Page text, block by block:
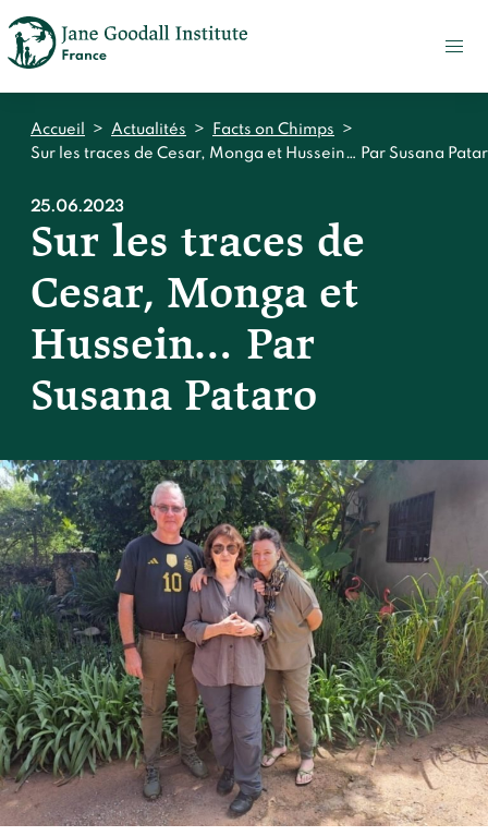
PRESSE
Qui sommes-nous ?
Accueil
Jane Goodall
Le Jane Goodall Institute France
Notre écosystème
Notre impact
Accueil
Nos actions sur le terrain en France
Nos histoires
Accueil
Témoignages du terrain
Vies de primates
Les héros du JGI France
S'engager
Accueil
Devenir membre du "Cercle des Amis de Jane"
Faire un don
Devenir Chimp Guardian
Agir avec Roots & Shoots
Devenir bénévole
Événements et conférences
UN
Accueil > Actualités > Facts on Chimps
>
Sur les traces de Cesar, Monga et Hussein… Par Susana
25.06.2023
Sur les traces de
Cesar, Monga et
Hussein… Par
Susana Pataro